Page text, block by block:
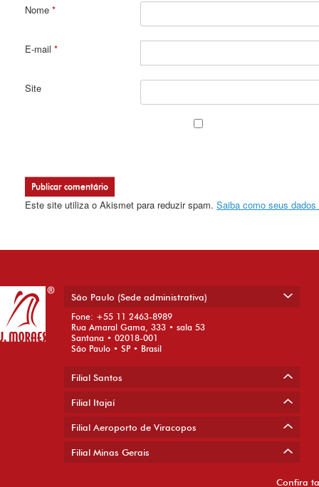
Nome *
E-mail *
Site
Este site utiliza o Akismet para reduzir spam. Saiba como seus
São Paulo (Sede administrativa)
Fone: +55 11 2463-8989
Rua Amaral Gama, 333 • sala 53
Santana • 02018-001
São Paulo • SP • Brasil
Filial Santos
Filial Itajaí
Filial Aeroporto de Viracopos
Filial Minas Gerais
Confira